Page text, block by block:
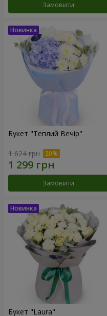
Замовити
Букет "Теплий Вечір"
1 624 грн
Замовити
Букет "Laura"